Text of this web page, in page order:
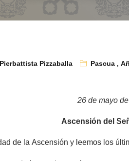
Pierbattista Pizzaballa Pascua,
26 de mayo
Ascensión del
de la Ascensión y leemos los